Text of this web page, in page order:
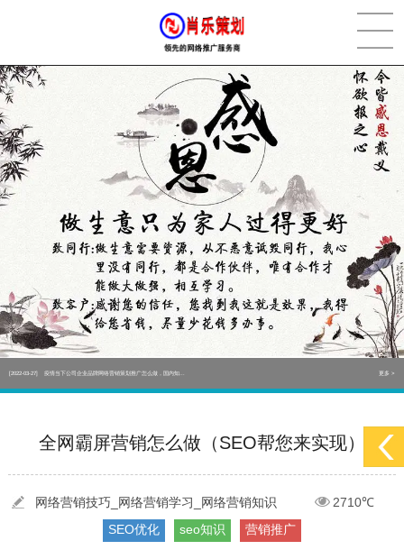
[2022-05-29] 实体门店如何做网络推广吸引客户，实体店网络营销技巧... 更多 >
[2022-05-04] 污水处理设备厂家产品如何做网络推广（污水处理项目网... 更多 >
[2022-03-27] 疫情当下公司企业品牌网络营销策划推广怎么做，国内知... 更多 >
实体门店如何做网络推广吸引客户，实体店网络营销技巧... 更多 >
[2022-03-27] 疫情当下公司企业品牌网络营销策划推广怎么做，国内知...
全网霸屏营销怎么做（SEO帮您来实现）
网络营销技巧_网络营销学习_网络营销知识
2710℃
SEO优化
seo知识 营销推广